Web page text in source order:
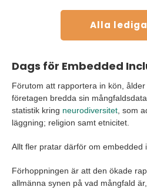
Alla
Dags för Embedded
Förutom att rapportera in kön,
företagen bredda sin
statistik kring neurodiversitet , som
läggning; religion samt etnicitet.
Allt fler pratar därför om embedded
Förhoppningen är att den ökade
allmänna synen på vad mångfald